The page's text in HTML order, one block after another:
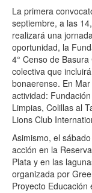
La primera
septiembre, a las
realizará una
oportunidad, la
4° Censo de
colectiva que
bonaerense. En
actividad:
Limpias, Colillas al
Lions Club
Asimismo, el
acción en la
Plata y en las
organizada por
Proyecto Educación